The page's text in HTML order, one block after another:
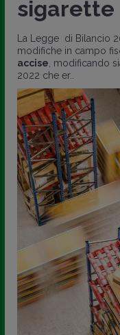
sigarette
La Legge di Bilancio
modifiche in campo
accise , modificando
2022 che er..